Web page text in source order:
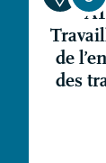
de
des